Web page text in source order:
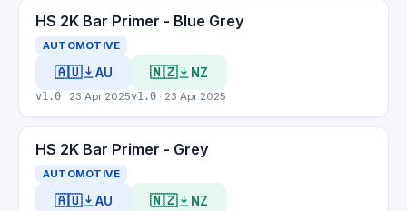
HS 2K Bar Primer - Blue Grey
AUTOMOTIVE
🇦🇺 AU
v1.0 · 23 Apr 2025
🇳🇿 NZ
v1.0 · 23 Apr 2025
HS 2K Bar Primer - Grey
AUTOMOTIVE
🇦🇺 AU 🇳🇿 NZ